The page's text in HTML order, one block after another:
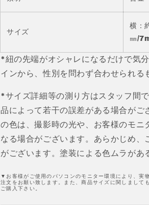
㎜/7mm
1
の
数
を
減
ら
す
1
の
数
を
増
や
す
サイズ
横：
㎜/
*紐の先端がオシャレになるだけで気
インから、性別を問わず合わせられる
*サイズ詳細等の測り方はスタッフ間
品によって若干の誤差がある場合がご
の色は、撮影時の光や、お客様のモニ
なる場合がございます。あらかじめ
がございます。塗装による色ムラがあ
▼お客様がご使用のパソコンのモニター環境により、実
注文をお願い致します。また、商品サイズに関しまし
ご購入下さい。